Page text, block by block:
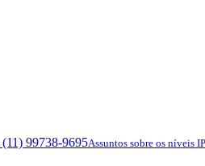
(11) 99738-9695Assuntos sobre os níveis